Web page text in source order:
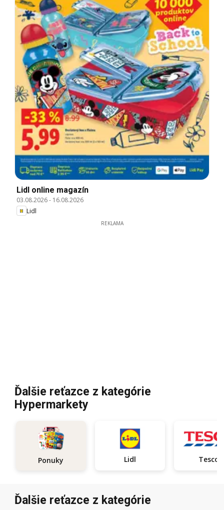
Lidl online magazín
03.08.2026- 16.08.2026
Lidl
REKLAMA
Ďalšie reťazce z kategórie
Hypermarkety
Ponuky Lidl Tesco
Ďalšie reťazce z kategórie